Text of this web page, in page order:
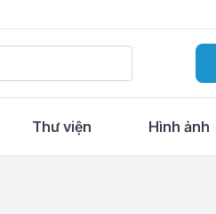
Thư viện Hình ảnh